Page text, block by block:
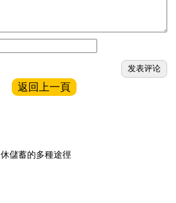
返回上一頁
儲蓄的多種途徑